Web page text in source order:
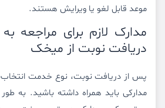
موعد قابل لغو یا ویرایش هستند.
مدارک لازم برای مراجعه
دریافت نوبت از میخک
پس از دریافت نوبت، نوع خدمت
مدارکی باید همراه داشته باشید. به